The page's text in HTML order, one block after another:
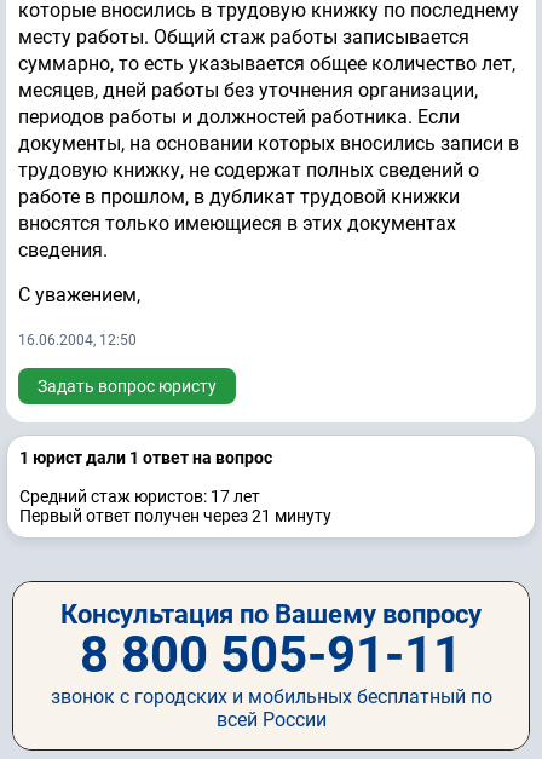
которые вносились в трудовую книжку по последнему
месту работы. Общий стаж работы записывается
суммарно, то есть указывается общее количество лет,
месяцев, дней работы без уточнения организации,
периодов работы и должностей работника. Если
документы, на основании которых вносились записи в
трудовую книжку, не содержат полных сведений о
работе в прошлом, в дубликат трудовой книжки
вносятся только имеющиеся в этих документах
сведения.
С уважением,
16.06.2004, 12:50
Задать вопрос юристу
1 юрист дали 1 ответ на вопрос
Средний стаж юристов: 17 лет
Первый ответ получен через 21 минуту
Консультация по Вашему вопросу
8 800 505-91-11
звонок с городских и мобильных бесплатный по
всей России